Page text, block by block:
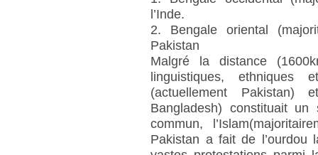
l’Inde.
2. Bengale oriental
Pakistan
Malgré la distance
linguistiques, ethniques
(actuellement Pakistan)
Bangladesh) constituait
commun,
Pakistan a fait de l’ourdou